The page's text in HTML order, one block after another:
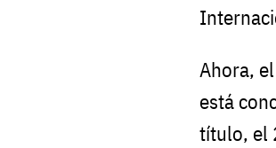
Ahora,
está
título, el